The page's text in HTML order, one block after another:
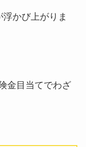
かび上がりま
金目当てでわざ